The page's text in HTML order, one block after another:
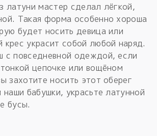
латуни мастер сделал лёгкой,
Такая форма особенно хороша
будет носить девица или
украсит собой любой наряд.
с повседневной одеждой, если
цепочке или вощёном
захотите носить этот оберег
наши бабушки, украсьте латунной
бусы.